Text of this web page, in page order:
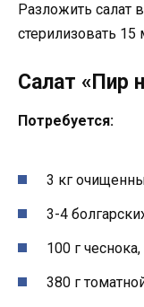
Разложить салат
стерилизовать 15
Салат «Пир
Потребуется:
3 кг
3-4
100 г чеснока,
380 г